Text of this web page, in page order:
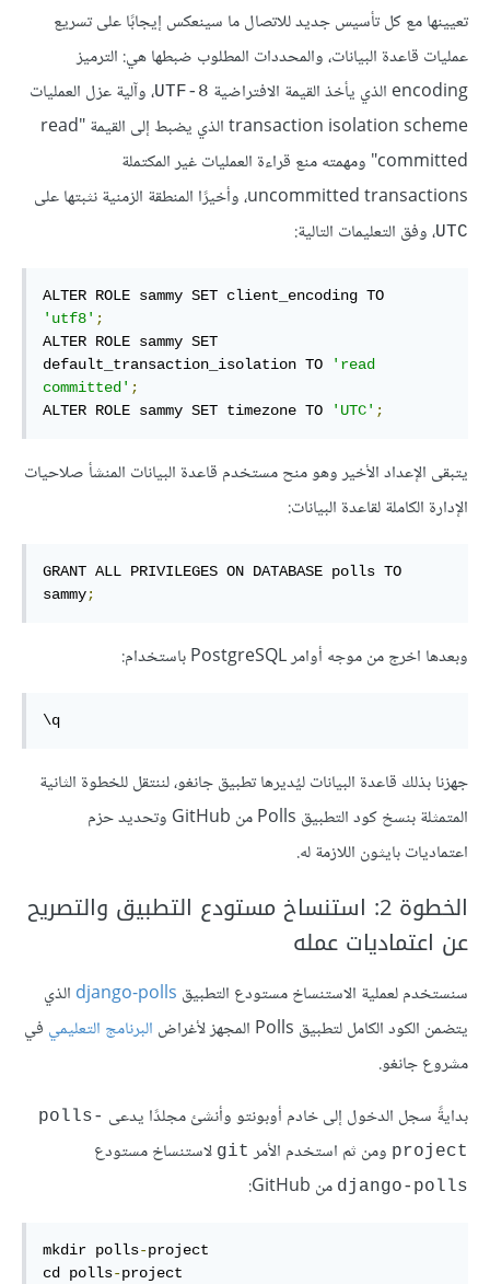
تعيينها مع كل تأسيس جديد للاتصال ما سينعكس إيجابًا على تسريع
عمليات قاعدة البيانات، والمحددات المطلوب ضبطها هي: الترميز
encoding الذي يأخذ القيمة الافتراضية
UTF-8، وآلية عزل العمليات
transaction isolation scheme الذي يضبط إلى القيمة "read
committed" ومهمته منع قراءة العمليات غير المكتملة
uncommitted transactions، وأخيرًا المنطقة الزمنية نثبتها على
UTC، وفق التعليمات التالية:
'utf8' ;
ALTER ROLE sammy SET
default_transaction_isolation TO
'read
committed' ;
ALTER ROLE sammy SET timezone TO
'UTC' ;
يتبقى الإعداد الأخير وهو منح مستخدم قاعدة البيانات المنشأ صلاحيات
الإدارة الكاملة لقاعدة البيانات:
GRANT ALL PRIVILEGES ON DATABASE polls TO
sammy;
وبعدها اخرج من موجه أوامر PostgreSQL باستخدام:
\q
جهزنا بذلك قاعدة البيانات ليُديرها تطبيق جانغو، لننتقل للخطوة الثانية
المتمثلة بنسخ كود التطبيق Polls من GitHub وتحديد حزم
اعتماديات بايثون اللازمة له.
الخطوة 2: استنساخ مستودع التطبيق والتصريح
عن اعتماديات عمله
سنستخدم لعملية الاستنساخ مستودع التطبيق django-polls الذي
يتضمن الكود الكامل لتطبيق Polls المجهز لأغراض
البرنامج التعليمي في
مشروع جانغو.
بدايةً سجل الدخول إلى خادم أوبونتو وأنشئ مجلدًا يدعى polls-
project ومن ثم استخدم الأمر git لاستنساخ مستودع
django-polls من GitHub:
mkdir polls-project
cd polls-project